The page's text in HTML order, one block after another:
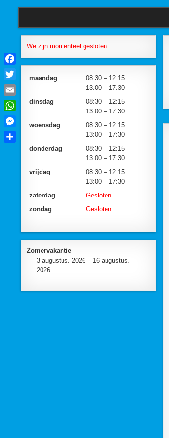
We zijn momenteel gesloten.
maandag
08:30 – 12:15
13:00 – 17:30
dinsdag
08:30 – 12:15
13:00 – 17:30
woensdag
08:30 – 12:15
13:00 – 17:30
donderdag
08:30 – 12:15
13:00 – 17:30
vrijdag
08:30 – 12:15
13:00 – 17:30
zaterdag
Gesloten
zondag
Gesloten
Zomervakantie
3 augustus, 2026 – 16 augustus,
2026
Facebook
Twitter
Email
WhatsApp
Messenger